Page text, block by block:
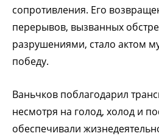
сопротивления. Его
перерывов, вызванных
разрушениями, стало актом
победу.
Ваньчков поблагодарил
несмотря на голод, холод и
обеспечивали